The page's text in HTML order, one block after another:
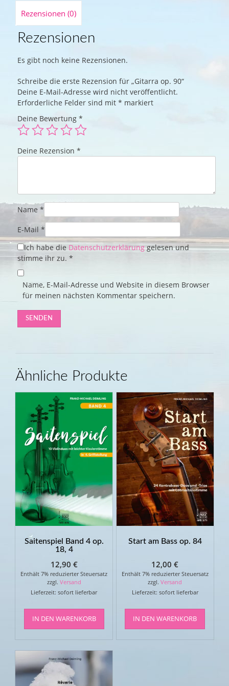
Rezensionen (0)
Rezensionen
Es gibt noch keine Rezensionen.
Schreibe die erste Rezension für „Gitarra op. 90“
Deine E-Mail-Adresse wird nicht veröffentlicht.
Erforderliche Felder sind mit * markiert
Deine Bewertung *
Deine Rezension *
Name *
E-Mail *
Ich habe dieDatenschutzerklärunggelesen und
stimme ihr zu. *
Name, E-Mail-Adresse und Website in diesem Browser
für meinen nächsten Kommentar speichern.
Ähnliche Produkte
Saitenspiel Band 4 op.
18, 4
12,90 €
Enthält 7% reduzierter Steuersatz
zzgl. Versand
Lieferzeit: sofort lieferbar
IN DEN WARENKORB
Start am Bass op. 84
12,00€
Enthält 7% reduzierter Steuersatz
zzgl.Versand
Lieferzeit: sofort lieferbar
IN DEN WARENKORB